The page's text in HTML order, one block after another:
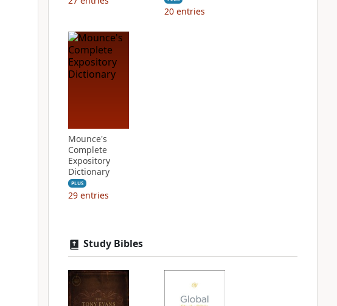
20 entries
Mounce's
Complete
Expository
Dictionary
PLUS
29 entries
Study Bibles